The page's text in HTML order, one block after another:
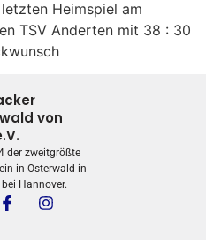
Heimspiel am
TSV Anderten mit 38 : 30
von
der zweitgrößte
in Osterwald in
Hannover.